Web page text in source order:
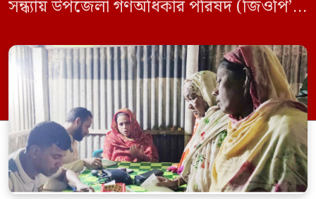
সন্ধ্যায় উপজেলা গণঅধিকার পরিষদ (জিওপি’র)
পূর্বপাড়া বউ বাজার এলাকায় এই ফ্রি মেডিকেল
ক্যাম্প অনুষ্ঠানের আয়োজন করা হয়। একইসাথে
গণঅধিকার পরিষদের পক্ষ থেকে গণসংযোগ
করেন দলটির স্থানীয় নেতাকর্মীরা। এসময়
উপজেলা গণঅধিকার পরিষদের […]